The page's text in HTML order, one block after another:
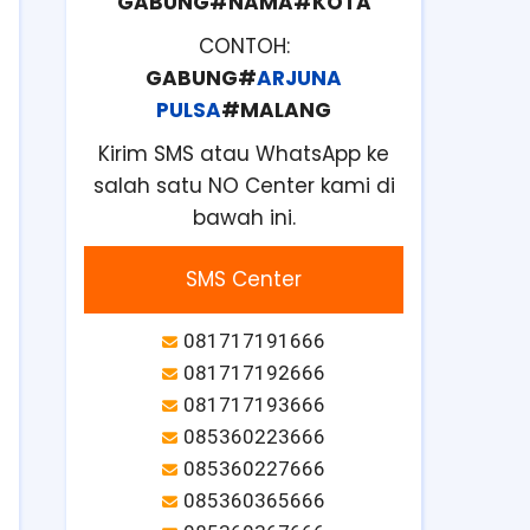
CONTOH:
GABUNG#ARJUNA
PULSA#MALANG
Kirim SMS atau WhatsApp ke
salah satu NO Center kami di
bawah ini.
SMS Center
081717191666
081717192666
081717193666
085360223666
085360227666
085360365666